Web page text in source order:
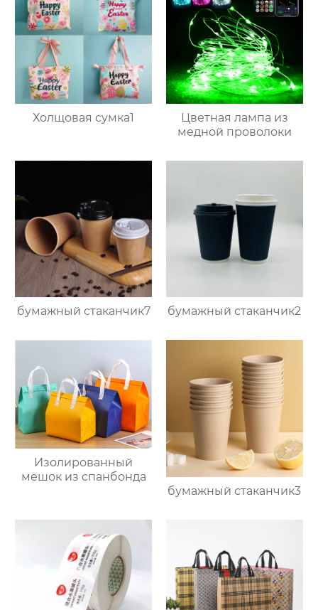
Холщовая сумка1
Цветная лампа из
медной проволоки
бумажный стаканчик7 бумажный стаканчик2
Изолированный
мешок из спанбонда
бумажный стаканчик3